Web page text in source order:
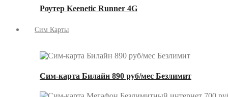
Роутер Keenetic Runner 4G
Сим Карты
Сим-карта Билайн 890 руб/мес Безлимит